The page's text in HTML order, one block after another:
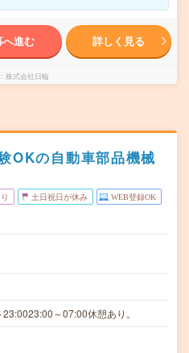
へ進む 詳しく見る
株式会社日輪
OKの自動車部品機械
土日祝日が休み WEB登録OK
～07:00休憩あり。